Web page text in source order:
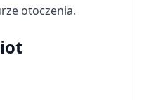
otoczenia.
lub